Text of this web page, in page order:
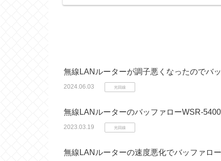
無線LANルーターが調子悪くなったのでバ
2024.06.03 光回線
無線LANルーターのバッファローWSR-
2023.03.19 光回線
無線LANルーターの速度悪化でバッファロ